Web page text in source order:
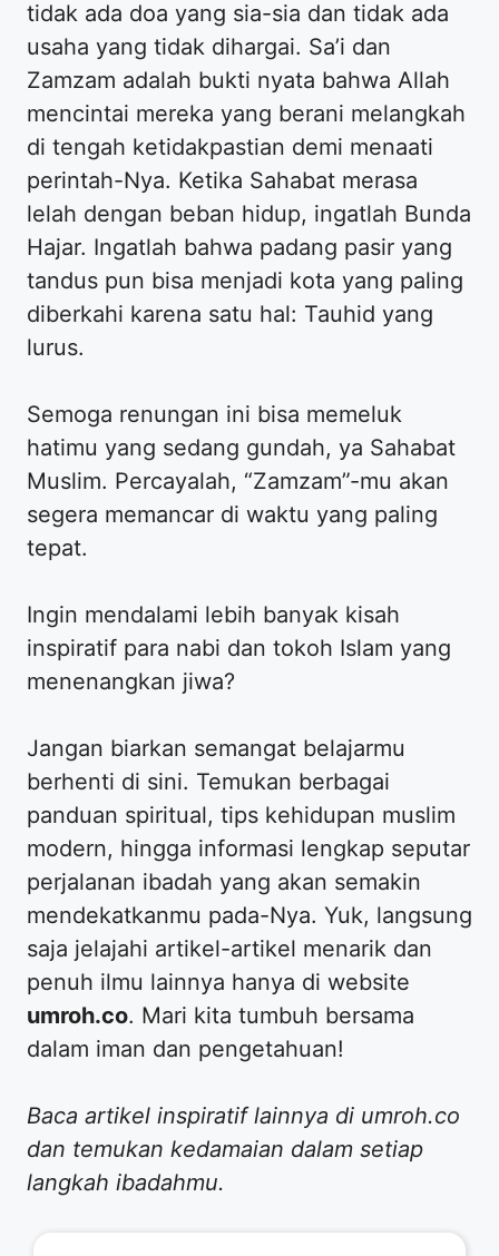
tidak ada doa yang sia-sia dan tidak ada
usaha yang tidak dihargai. Sa’i dan
Zamzam adalah bukti nyata bahwa Allah
mencintai mereka yang berani melangkah
di tengah ketidakpastian demi menaati
perintah-Nya. Ketika Sahabat merasa
lelah dengan beban hidup, ingatlah Bunda
Hajar. Ingatlah bahwa padang pasir yang
tandus pun bisa menjadi kota yang paling
diberkahi karena satu hal: Tauhid yang
lurus.
​Semoga renungan ini bisa memeluk
hatimu yang sedang gundah, ya Sahabat
Muslim. Percayalah, “Zamzam”-mu akan
segera memancar di waktu yang paling
tepat.
​Ingin mendalami lebih banyak kisah
inspiratif para nabi dan tokoh Islam yang
menenangkan jiwa?
​Jangan biarkan semangat belajarmu
berhenti di sini. Temukan berbagai
panduan spiritual, tips kehidupan muslim
modern, hingga informasi lengkap seputar
perjalanan ibadah yang akan semakin
mendekatkanmu pada-Nya. Yuk, langsung
saja jelajahi artikel-artikel menarik dan
penuh ilmu lainnya hanya di website
umroh.co. Mari kita tumbuh bersama
dalam iman dan pengetahuan!
Baca artikel inspiratif lainnya di umroh.co
dan temukan kedamaian dalam setiap
langkah ibadahmu.